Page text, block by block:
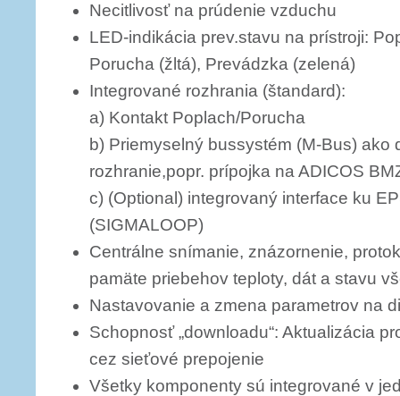
Necitlivosť na prúdenie vzduchu
LED-indikácia prev.stavu na prístroji:
Porucha (žltá), Prevádzka (zelená)
Integrované rozhrania (štandard):
a) Kontakt Poplach/Porucha
b) Priemyselný bussystém (M-Bus) ako
rozhranie,popr. prípojka na ADICOS
c) (Optional) integrovaný interface ku
(SIGMALOOP)
Centrálne snímanie, znázornenie,
pamäte priebehov teploty, dát a stavu
Nastavovanie a zmena parametrov na
Schopnosť „downloadu“: Aktualizácia
cez sieťové prepojenie
Všetky komponenty sú integrované v